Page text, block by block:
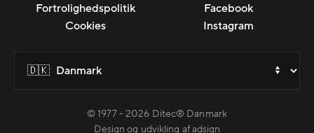
Fortrolighedspolitik
Cookies
Facebook
Instagram
© 1977 - 2026 Ditec® Danmark
Design og udvikling af adsign